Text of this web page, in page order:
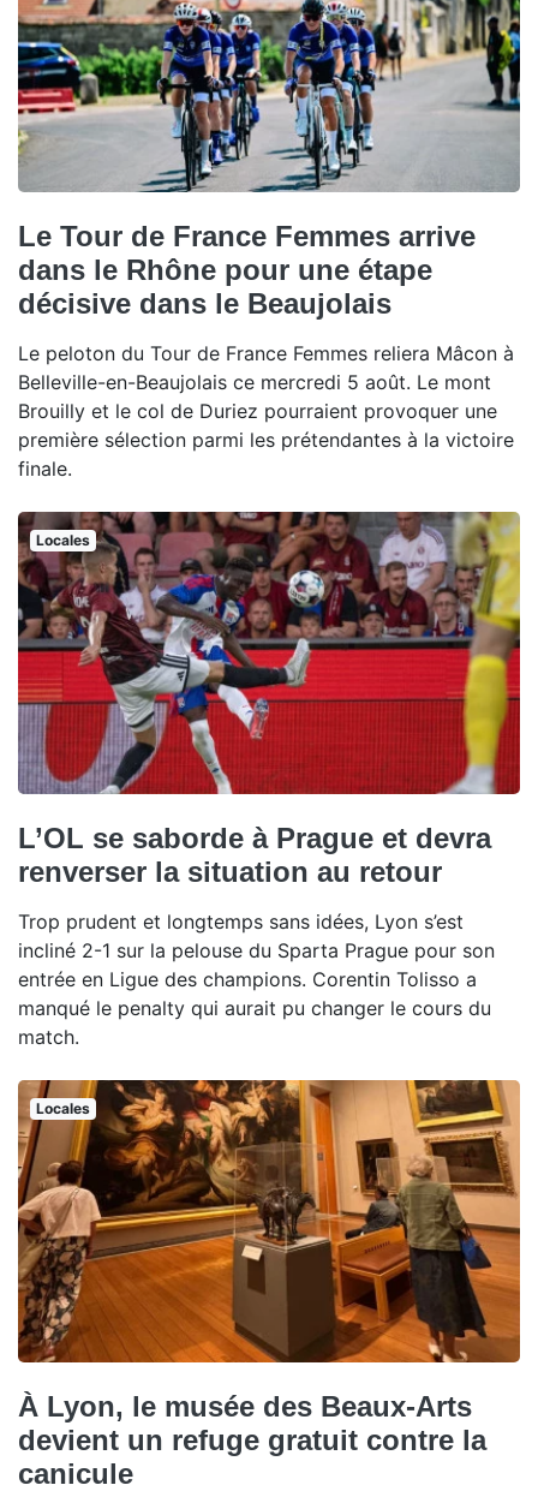
Le Tour de France Femmes arrive
dans le Rhône pour une étape
décisive dans le Beaujolais
Le peloton du Tour de France Femmes reliera Mâcon à
Belleville-en-Beaujolais ce mercredi 5 août. Le mont
Brouilly et le col de Duriez pourraient provoquer une
première sélection parmi les prétendantes à la victoire
finale.
Locales
L’OL se saborde à Prague et devra
renverser la situation au retour
Trop prudent et longtemps sans idées, Lyon s’est
incliné 2-1 sur la pelouse du Sparta Prague pour son
entrée en Ligue des champions. Corentin Tolisso a
manqué le penalty qui aurait pu changer le cours du
match.
Locales
À Lyon, le musée des Beaux-Arts
devient un refuge gratuit contre la
canicule